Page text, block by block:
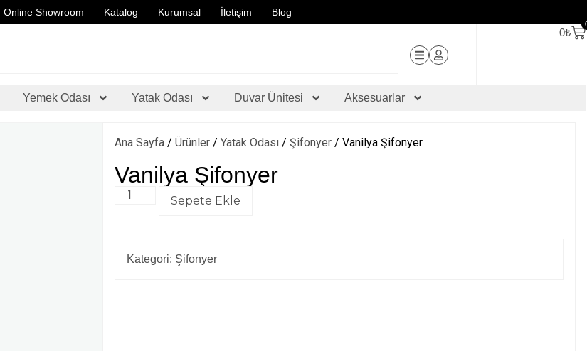
Online Showroom Katalog Kurumsal İletişim Blog
0₺
Yemek Odası Yatak Odası Duvar Ünitesi Aksesuarlar
Ana Sayfa /Ürünler /Yatak Odası /Şifonyer / Vanilya Şifonyer
Vanilya Şifonyer
Sepete Ekle
Kategori: Şifonyer